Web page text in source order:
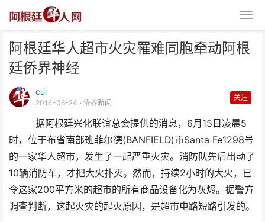
阿根廷华人超市火灾罹难同胞牵动阿根
廷侨界神经
cui
2014-06-24 · 侨界新闻
关注
据阿根廷兴化联谊总会提供的消息，6月15日凌晨5
时，位于布省南部班菲尔德(BANFIELD)市Santa Fe1298号
的一家华人超市，发生了一起严重火灾。消防队先后出动了
10辆消防车，才把大火扑灭。然而，持续2小时的大火，已
令这家200平方米的超市的所有商品设备化为灰烬。据警方
调查判断，这起火灾的起火原因，是超市电路短路引发的。
阿根廷华人超市火灾罹难同胞牵动
阿根廷侨界神经